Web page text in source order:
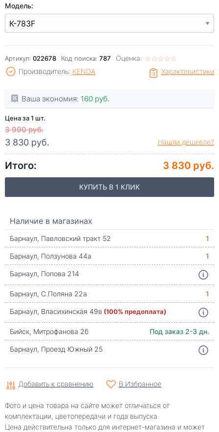
Модель:
Артикул: 022678 Код поиска: 787 Оценка: ☆☆☆☆☆
★★★★★
Характеристики
Производитель: KENDA
Ваша экономия: 160 руб.
Цена за 1 шт.
3 990 руб.
3 830 руб. Нашли дешевле?
Итого: 3 830 руб.
КУПИТЬ В 1 КЛИК
Наличие в магазинах
Барнаул, Павловский тракт 52
1
Барнаул, Ползунова 44а
1
Барнаул, Попова 214
Барнаул, С.Поляна 22а
1
Барнаул, Власихинская 49в (100% предоплата)
Бийск, Митрофанова 2б
Под заказ 2-3 дн.
Барнаул, Проезд Южный 25
Добавить к сравнению В Избранное
Фото и цена товара на сайте может отличаться от
комплектации, цветопередачи и года выпуска
Цена действительна только для интернет-магазина и может